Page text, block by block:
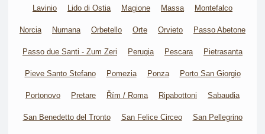
Lavinio Lido di Ostia Magione Massa Montefalco
Norcia Numana Orbetello Orte Orvieto Passo Abetone
Passo due Santi - Zum Zeri Perugia Pescara Pietrasanta
Pieve Santo Stefano Pomezia Ponza Porto San Giorgio
Portonovo Pretare Řím / Roma Ripabottoni Sabaudia
San Benedetto del Tronto San Felice Circeo San Pellegrino